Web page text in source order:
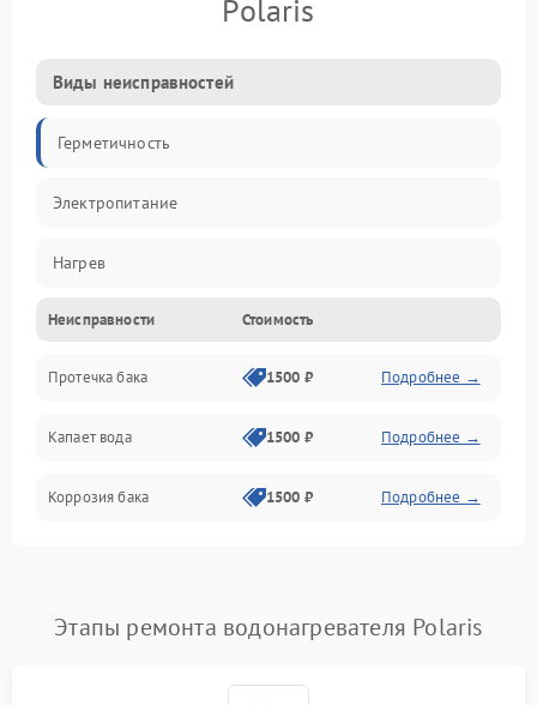
Polaris
Виды неисправностей
Герметичность
Электропитание
Нагрев
Датчики
Механика
Неисправности Стоимость
Протечка бака 1500 ₽ Подробнее →
Капает вода 1500 ₽ Подробнее →
Коррозия бака 1500 ₽ Подробнее →
Этапы ремонта водонагревателя Polaris